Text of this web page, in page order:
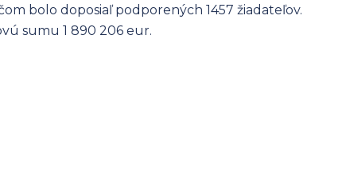
bolo doposiaľ podporených 1457 žiadateľov.
sumu 1 890 206 eur.